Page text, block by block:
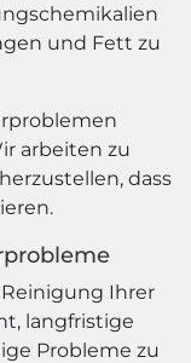
und Fett zu
arbeiten zu
dass
Ihrer
langfristige
Probleme zu